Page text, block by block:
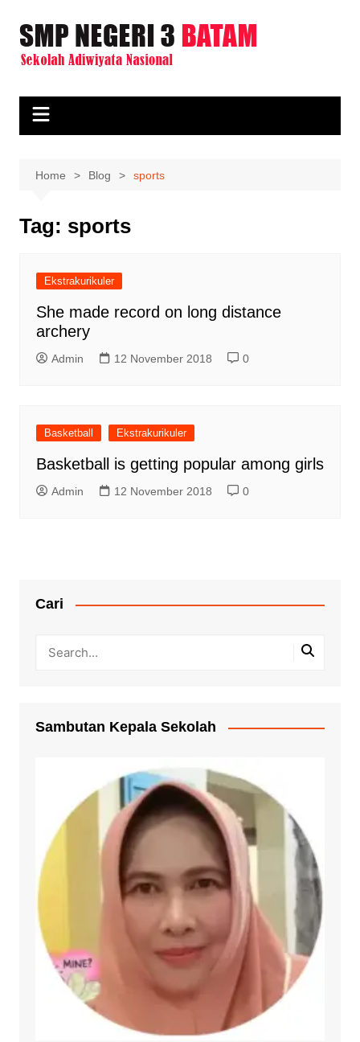
content
Home Blog sports
Tag: sports
Ekstrakurikuler
She made record on long distance
archery
Admin 12 November 2018 0
Basketball Ekstrakurikuler
Basketball is getting popular among girls
Admin 12 November 2018 0
Cari
Sambutan Kepala Sekolah